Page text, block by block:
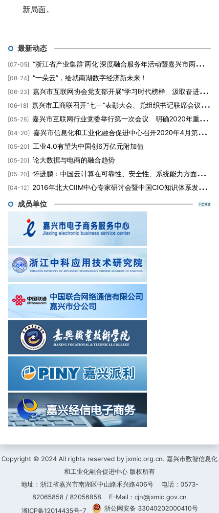
新局面。
最新动态
[07-05] “浙江省产业集群‘两化’深度融合服务年活动暨嘉兴市两化融合促进中心成立大会”隆重举行
[08-24] “一朵云”，绘就南湖数字经济新未来！
[06-23] 嘉兴市互联网协会党支部开展“学习时代榜样 汲取奋进力量”主题教育党课活动
[06-18] 嘉兴市工商联召开“七一”表彰大会、党组织书记联席会议暨2020年度党员发展对象培训班动员大会
[05-28] 嘉兴市互联网行业党委举行第一次会议 明确2020年重点工作
[04-20] 嘉兴市信息化和工业化融合促进中心召开2020年4月第三周工作周会
[05-20] 工业4.0有望为中国创6万亿元附加值
[05-20] 论大数据与电商的融合趋势
[05-20] 怀进鹏：中国云计算在可靠性、安全性、系统能力方面仍需加强
[04-12] 2016年北大CIIM中心专家研讨会暨中国CIO知识体系发布会圆满落幕
成员单位
Copyright © 2024 All rights reserved by jxmic.org.cn. 嘉兴市数智信息化
和工业化融合促进中心 版权所有
地址：浙江省嘉兴市南湖区中山路禾兴路406号 电话：0573-
82065858 / 82056858 E-Mail：cjn@jxmic.gov.cn
浙ICP备12014435号-7
浙公网安备 33040202000410号